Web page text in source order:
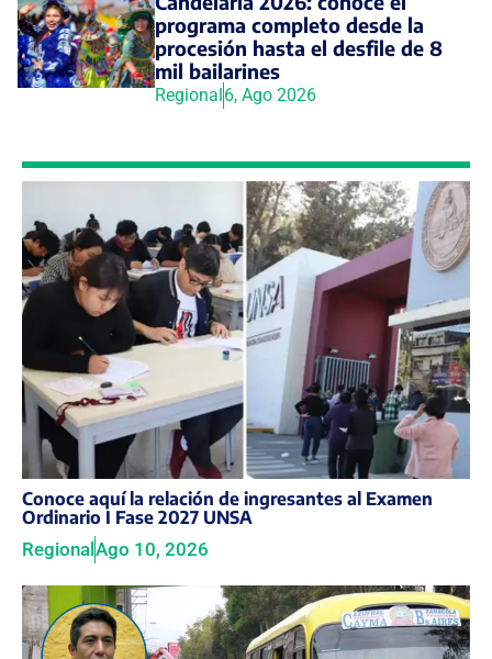
programa completo desde la
procesión hasta el desfile de 8
mil bailarines
Regional6, Ago 2026
Conoce aquí la relación de ingresantes al Examen
Ordinario I Fase 2027 UNSA
Regional Ago 10, 2026